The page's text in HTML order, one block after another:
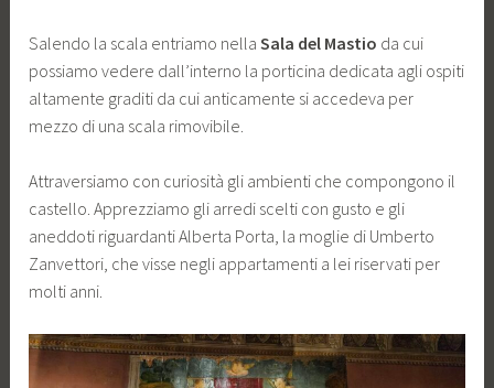
Salendo la scala entriamo nellaSala del Mastio da cui
possiamo vedere dall’interno la porticina dedicata agli ospiti
altamente graditi da cui anticamente si accedeva per
mezzo di una scala rimovibile.
Attraversiamo con curiosità gli ambienti che compongono il
castello. Apprezziamo gli arredi scelti con gusto e gli
aneddoti riguardanti Alberta Porta, la moglie di Umberto
Zanvettori, che visse negli appartamenti a lei riservati per
molti anni.